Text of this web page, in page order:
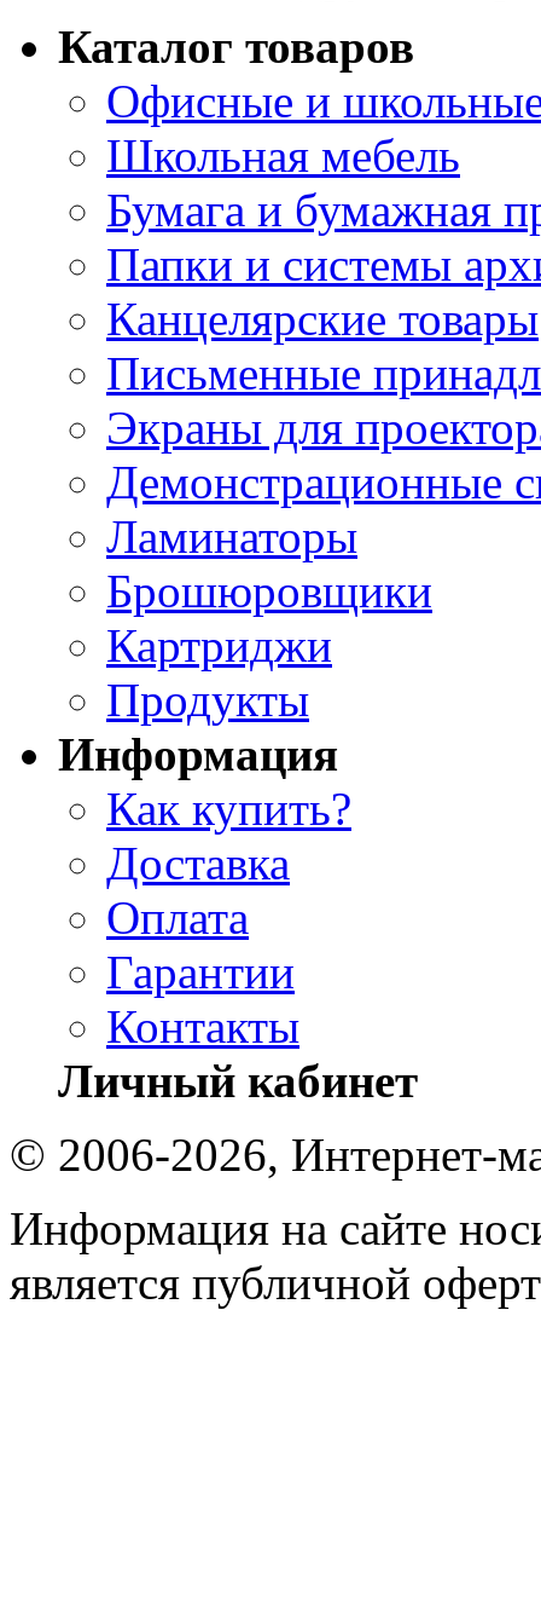
Каталог товаров
Офисные и
Школьная мебель
Бумага и бумажная
Папки и системы
Канцелярские товары
Письменные
Экраны для
Демонстрационные
Ламинаторы
Брошюровщики
Картриджи
Продукты
Информация
Как купить?
Доставка
Оплата
Гарантии
Контакты
Личный кабинет
© 2006-2026, Интернет-
Информация на сайте
является публичной